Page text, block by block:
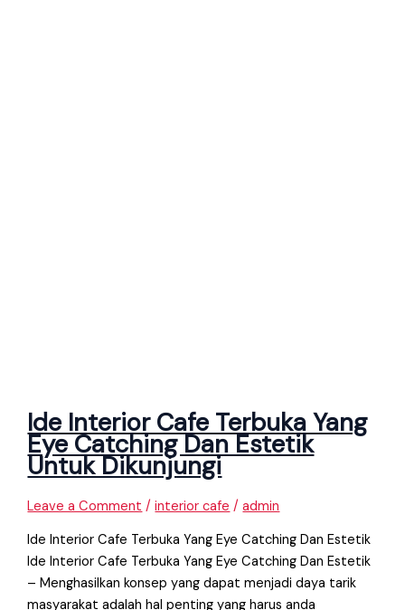
Ide Interior Cafe Terbuka Yang
Eye Catching Dan Estetik
Untuk Dikunjungi
Leave a Comment /interior cafe /admin
Ide Interior Cafe Terbuka Yang Eye Catching Dan Estetik
Ide Interior Cafe Terbuka Yang Eye Catching Dan Estetik
– Menghasilkan konsep yang dapat menjadi daya tarik
masyarakat adalah hal penting yang harus anda